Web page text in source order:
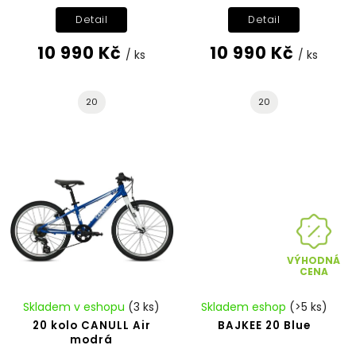
10 990 Kč / ks
Detail
20
10 990 Kč / ks
Detail
20
20 kolo CANULL Air
modrá
Skladem v eshopu (3 ks)
VÝHODNÁ
CENA
BAJKEE 20 Blue
Skladem eshop (>5 ks)